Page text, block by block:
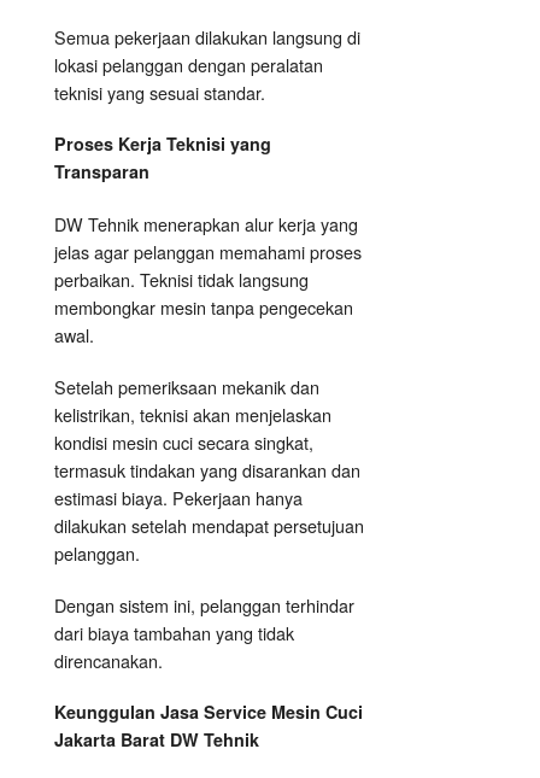
Semua pekerjaan dilakukan langsung di
lokasi pelanggan dengan peralatan
teknisi yang sesuai standar.
Proses Kerja Teknisi yang
Transparan
DW Tehnik menerapkan alur kerja yang
jelas agar pelanggan memahami proses
perbaikan. Teknisi tidak langsung
membongkar mesin tanpa pengecekan
awal.
Setelah pemeriksaan mekanik dan
kelistrikan, teknisi akan menjelaskan
kondisi mesin cuci secara singkat,
termasuk tindakan yang disarankan dan
estimasi biaya. Pekerjaan hanya
dilakukan setelah mendapat persetujuan
pelanggan.
Dengan sistem ini, pelanggan terhindar
dari biaya tambahan yang tidak
direncanakan.
Keunggulan Jasa Service Mesin Cuci
Jakarta Barat DW Tehnik